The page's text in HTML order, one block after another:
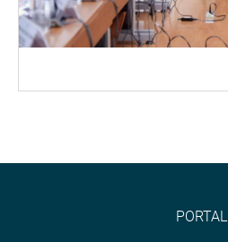
PORTAL